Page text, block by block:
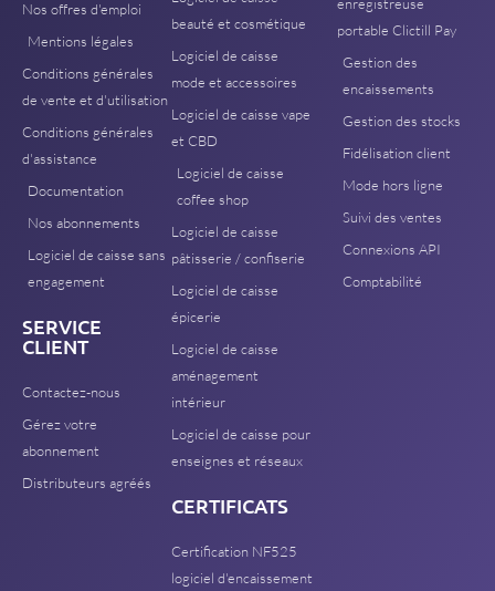
Nos offres d'emploi
Mentions légales
Conditions générales
de vente et d'utilisation
Conditions générales
d'assistance
Documentation
Nos abonnements
Logiciel de caisse sans
engagement
SERVICE
CLIENT
Contactez-nous
Gérez votre
abonnement
Distributeurs agréés
beauté et cosmétique
Logiciel de caisse
mode et accessoires
Logiciel de caisse vape
et CBD
Logiciel de caisse
coffee shop
Logiciel de caisse
pâtisserie / confiserie
Logiciel de caisse
épicerie
Logiciel de caisse
aménagement
intérieur
Logiciel de caisse pour
enseignes et réseaux
CERTIFICATS
Certification NF525
logiciel d'encaissement
portable Clictill Pay
Gestion des
encaissements
Gestion des stocks
Fidélisation client
Mode hors ligne
Suivi des ventes
Connexions API
Comptabilité